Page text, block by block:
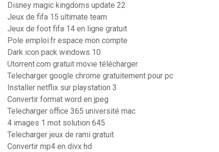
Disney magic kingdoms update 22
Jeux de fifa 15 ultimate team
Jeux de foot fifa 14 en ligne gratuit
Pole emploi.fr espace mon compte
Dark icon pack windows 10
Utorrent.com gratuit movie télécharger
Telecharger google chrome gratuitement pour pc
Installer netflix sur playstation 3
Convertir format word en jpeg
Telecharger office 365 université mac
4 images 1 mot solution 645
Telecharger jeux de rami gratuit
Convertir mp4 en divx hd